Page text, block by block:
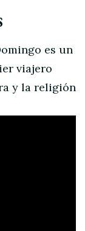
es un
viajero
y la religión